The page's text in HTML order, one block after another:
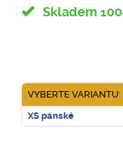
Skladem 100
VYBERTE VARIANTU:
XS pánské